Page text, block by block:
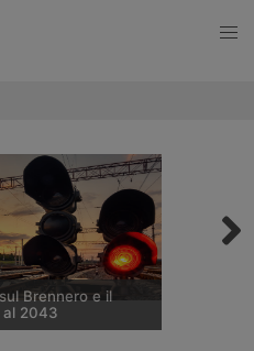
Brennero e il
al 2043